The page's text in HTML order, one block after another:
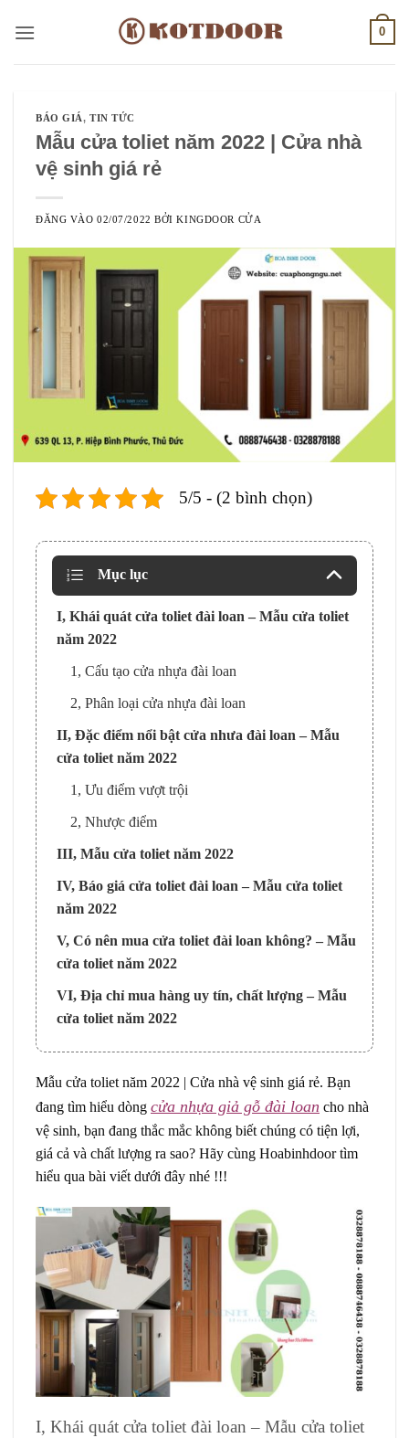
qua
0
BÁO GIÁ,TIN TỨC
Mẫu cửa toliet năm 2022 | Cửa nhà
vệ sinh giá rẻ
ĐĂNG VÀO02/07/2022 BỞIKINGDOOR CỬA
5/5 - (2 bình chọn)
Mục lục
I, Khái quát cửa toliet đài loan – Mẫu cửa toliet
năm 2022
1, Cấu tạo cửa nhựa đài loan
2, Phân loại cửa nhựa đài loan
II, Đặc điểm nổi bật cửa nhưa đài loan – Mẫu
cửa toliet năm 2022
1, Ưu điểm vượt trội
2, Nhược điểm
III, Mẫu cửa toliet năm 2022
IV, Báo giá cửa toliet đài loan – Mẫu cửa toliet
năm 2022
V, Có nên mua cửa toliet đài loan không? – Mẫu
cửa toliet năm 2022
VI, Địa chỉ mua hàng uy tín, chất lượng – Mẫu
cửa toliet năm 2022
Mẫu cửa toliet năm 2022 | Cửa nhà vệ sinh giá rẻ. Bạn
đang tìm hiểu dòng cửa nhựa giả gỗ đài loan cho nhà
vệ sinh, bạn đang thắc mắc không biết chúng có tiện lợi,
giá cả và chất lượng ra sao? Hãy cùng Hoabinhdoor tìm
hiểu qua bài viết dưới đây nhé !!!
I, Khái quát cửa toliet đài loan – Mẫu cửa toliet